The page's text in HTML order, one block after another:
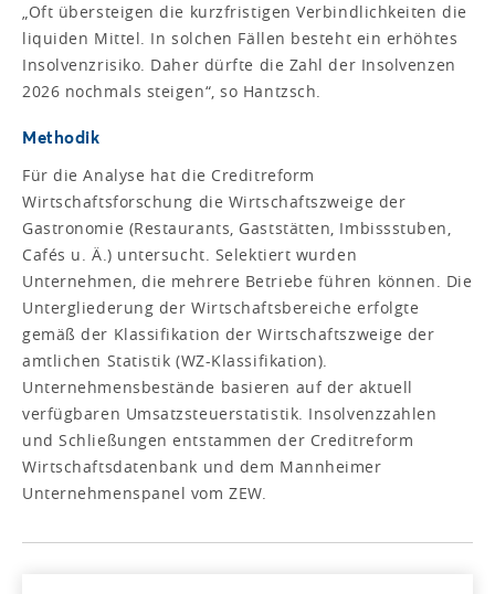
„Oft übersteigen die kurzfristigen Verbindlichkeiten die
liquiden Mittel. In solchen Fällen besteht ein erhöhtes
Insolvenzrisiko. Daher dürfte die Zahl der Insolvenzen
2026 nochmals steigen“, so Hantzsch.
Methodik
Für die Analyse hat die Creditreform
Wirtschaftsforschung die Wirtschaftszweige der
Gastronomie (Restaurants, Gaststätten, Imbissstuben,
Cafés u. Ä.) untersucht. Selektiert wurden
Unternehmen, die mehrere Betriebe führen können. Die
Untergliederung der Wirtschaftsbereiche erfolgte
gemäß der Klassifikation der Wirtschaftszweige der
amtlichen Statistik (WZ-Klassifikation).
Unternehmensbestände basieren auf der aktuell
verfügbaren Umsatzsteuerstatistik. Insolvenzzahlen
und Schließungen entstammen der Creditreform
Wirtschaftsdatenbank und dem Mannheimer
Unternehmenspanel vom ZEW.